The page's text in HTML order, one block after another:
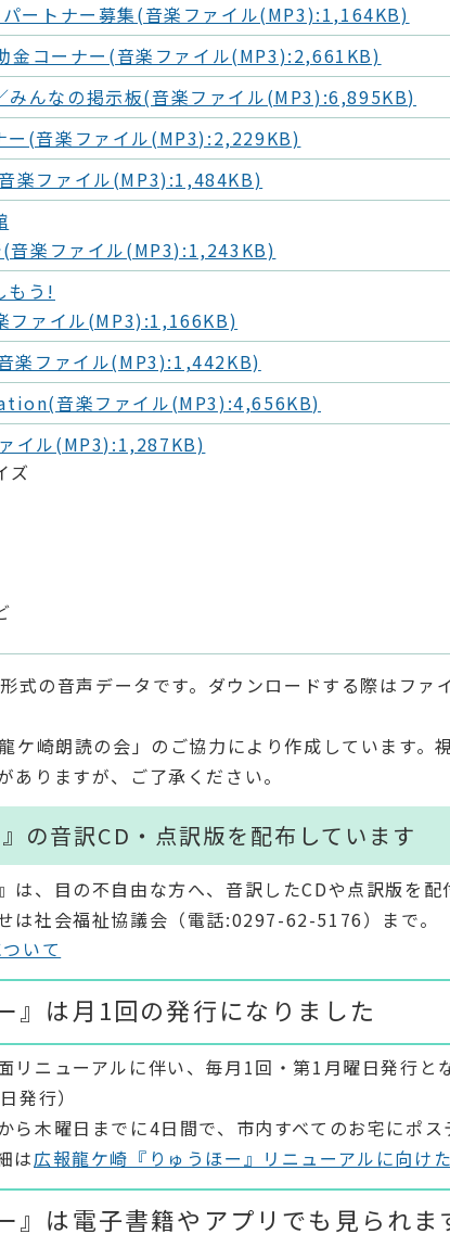
ートナー募集(音楽ファイル(MP3):1,164KB)
金コーナー(音楽ファイル(MP3):2,661KB)
んなの掲示板(音楽ファイル(MP3):6,895KB)
ー(音楽ファイル(MP3):2,229KB)
楽ファイル(MP3):1,484KB)
(音楽ファイル(MP3):1,243KB)
もう!
ファイル(MP3):1,166KB)
楽ファイル(MP3):1,442KB)
音楽ファイル(MP3):4,656KB)
イル(MP3):1,287KB)
ズ
式の音声データです。ダウンロードする際はファ
ケ崎朗読の会」のご協力により作成しています。
ありますが、ご了承ください。
』の音訳CD・点訳版を配布しています
は、目の不自由な方へ、音訳したCDや点訳版を配
は社会福祉協議会（電話:0297-62-5176）まで。
いて
』は月1回の発行になりました
リニューアルに伴い、毎月1回・第1月曜日発行と
発行）
ら木曜日までに4日間で、市内すべてのお宅にポス
は広報龍ケ崎『りゅうほー』リニューアルに向け
』は電子書籍やアプリでも見られま